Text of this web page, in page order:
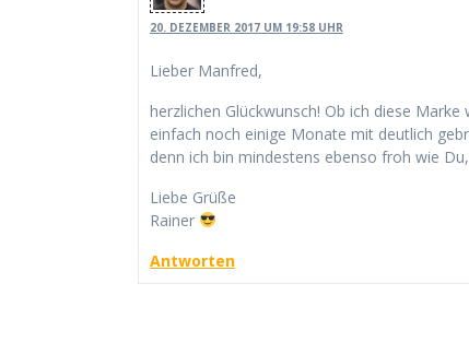
20. DEZEMBER 2017 UM 19:58 UHR
Lieber Manfred,
herzlichen Glückwunsch! Ob ich diese
einfach noch einige Monate mit deutlich
denn ich bin mindestens ebenso froh wie
Liebe Grüße
Rainer
Antworten